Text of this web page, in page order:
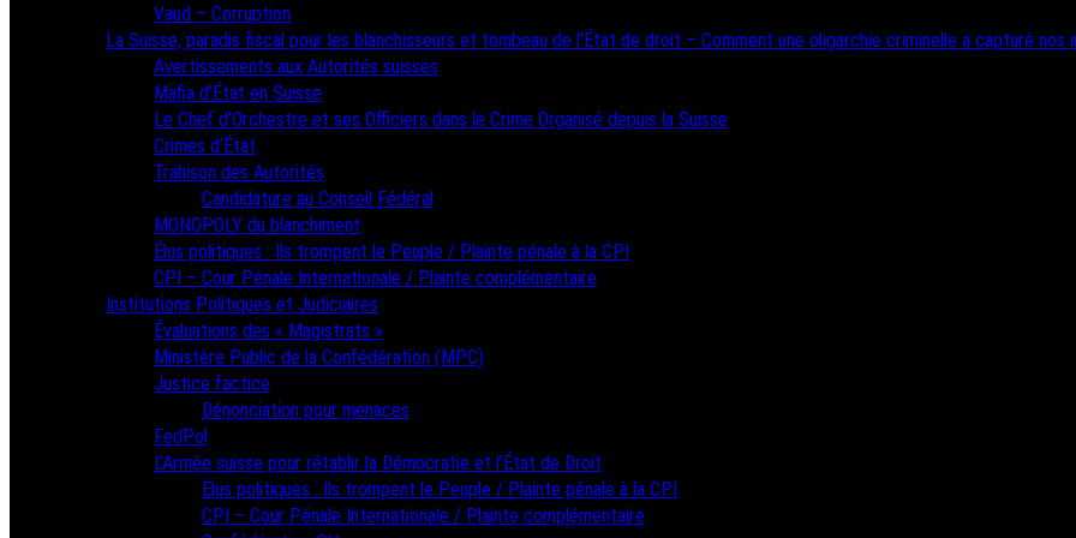
Vaud – Corruption
La Suisse, paradis fiscal pour les blanchisseurs et tombeau de l’État de droit – Comment une oligarchie criminelle a capturé nos
Avertissements aux Autorités suisses
Mafia d’État en Suisse
Le Chef d’Orchestre et ses Officiers dans le Crime Organisé depuis la Suisse
Crimes d’État
Trahison des Autorités
Candidature au Conseil Fédéral
MONOPOLY du blanchiment
Élus politiques : Ils trompent le Peuple / Plainte pénale à la CPI
CPI – Cour Pénale Internationale / Plainte complémentaire
Institutions Politiques et Judiciaires
Évaluations des « Magistrats »
Ministère Public de la Confédération (MPC)
Justice factice
Dénonciation pour menaces
FedPol
L’Armée suisse pour rétablir la Démocratie et l’État de Droit
Élus politiques : Ils trompent le Peuple / Plainte pénale à la CPI
CPI – Cour Pénale Internationale / Plainte complémentaire